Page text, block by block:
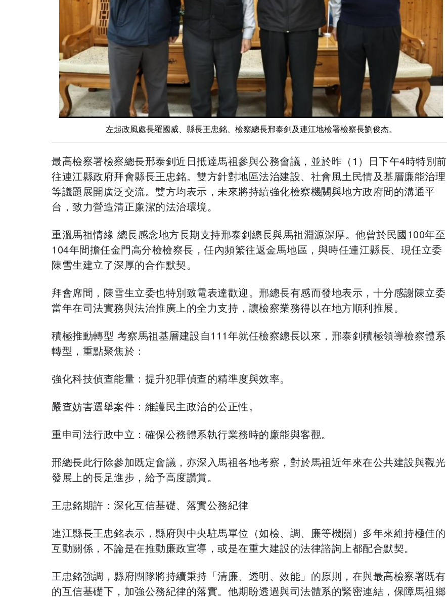
左起政風處長羅國威、縣長王忠銘、檢察總長邢泰釗及連江地檢署檢察長劉俊杰。
最高檢察署檢察總長邢泰釗近日抵達馬祖參與公務會議，並於昨（1）日下午4時特別前
往連江縣政府拜會縣長王忠銘。雙方針對地區法治建設、社會風土民情及基層廉能治理
等議題展開廣泛交流。雙方均表示，未來將持續強化檢察機關與地方政府間的溝通平
台，致力營造清正廉潔的法治環境。
​重溫馬祖情緣 總長感念地方長期支持邢泰釗總長與馬祖淵源深厚。他曾於民國100年至
104年間擔任金門高分檢檢察長，任內頻繁往返金馬地區，與時任連江縣長、現任立委
陳雪生建立了深厚的合作默契。
​拜會席間，陳雪生立委也特別致電表達歡迎。邢總長有感而發地表示，十分感謝陳立委
當年在司法實務與法治推廣上的全力支持，讓檢察業務得以在地方順利推展。
​積極推動轉型 考察馬祖基層建設自111年就任檢察總長以來，邢泰釗積極領導檢察體系
轉型，重點聚焦於：
​強化科技偵查能量：提升犯罪偵查的精準度與效率。
​嚴查妨害選舉案件：維護民主政治的公正性。
​重申司法行政中立：確保公務體系執行業務時的廉能與客觀。
​邢總長此行除參加既定會議，亦深入馬祖各地考察，對於馬祖近年來在公共建設與觀光
發展上的長足進步，給予高度讚賞。
​王忠銘期許：深化互信基礎、落實公務紀律
​連江縣長王忠銘表示，縣府與中央駐馬單位（如檢、調、廉等機關）多年來維持極佳的
互動關係，不論是在推動廉政宣導，或是在重大建設的法律諮詢上都配合默契。
​王忠銘強調，縣府團隊將持續秉持「清廉、透明、效能」的原則，在與最高檢察署既有
的互信基礎下，加強公務紀律的落實。他期盼透過與司法體系的緊密連結，保障馬祖鄉